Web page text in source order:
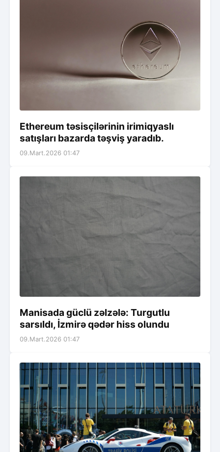
Ethereum təsisçilərinin irimiqyaslı
satışları bazarda təşviş yaradıb.
09.Mart.2026 01:47
Manisada güclü zəlzələ: Turgutlu
sarsıldı, İzmirə qədər hiss olundu
09.Mart.2026 01:47